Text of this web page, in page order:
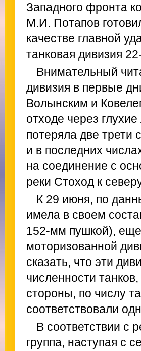
Западного фронта
М.И. Потапов
качестве главной
танковая дивизия
Внимательный
дивизия в первые
Волынским и
отходе через
потеряла две трети
и в последних
на соединение с
реки Стоход к
К 29 июня, по
имела в своем
152-мм пушкой), еще
моторизованной
сказать, что эти
численности
стороны, по числу
соответствовали
В соответствии с
группа, наступая с